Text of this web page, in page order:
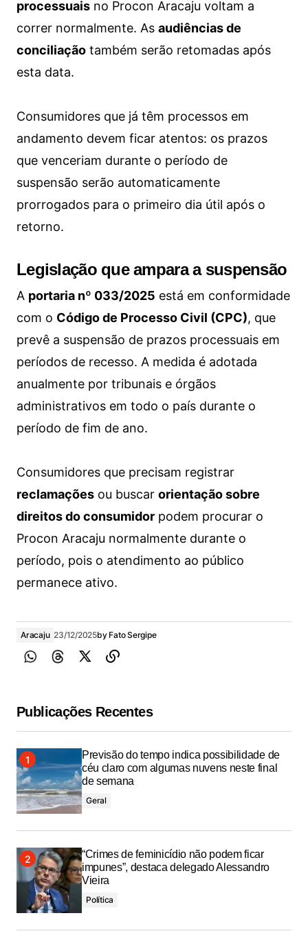
processuais no Procon Aracaju voltam a
correr normalmente. As audiências de
conciliação também serão retomadas após
esta data.
Consumidores que já têm processos em
andamento devem ficar atentos: os prazos
que venceriam durante o período de
suspensão serão automaticamente
prorrogados para o primeiro dia útil após o
retorno.
Legislação que ampara a suspensão
A portaria nº 033/2025 está em conformidade
com o Código de Processo Civil (CPC), que
prevê a suspensão de prazos processuais em
períodos de recesso. A medida é adotada
anualmente por tribunais e órgãos
administrativos em todo o país durante o
período de fim de ano.
Consumidores que precisam registrar
reclamações ou buscar orientação sobre
direitos do consumidor podem procurar o
Procon Aracaju normalmente durante o
período, pois o atendimento ao público
permanece ativo.
Aracaju 23/12/2025by Fato Sergipe
Publicações Recentes
Previsão do tempo indica possibilidade de
céu claro com algumas nuvens neste final
de semana
Geral
“Crimes de feminicídio não podem ficar
impunes”, destaca delegado Alessandro
Vieira
Política